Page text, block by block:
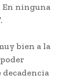
En ninguna
bien a la